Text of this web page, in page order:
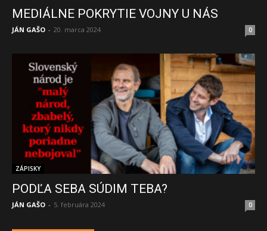
MEDIÁLNE POKRYTIE VOJNY U NÁS
JÁN GAŠO - 20. marca 2024 0
ZÁPISKY
PODĽA SEBA SÚDIM TEBA?
JÁN GAŠO - 5. februára 2024 0